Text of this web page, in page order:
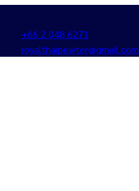
+66 2 048 6271
royalthaipewter@gmail.com